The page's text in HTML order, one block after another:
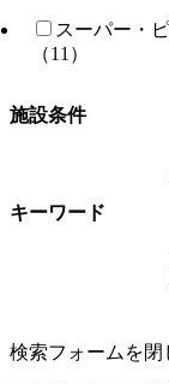
スーパー・
（11）
施設条件
キーワード
検索フォームを閉